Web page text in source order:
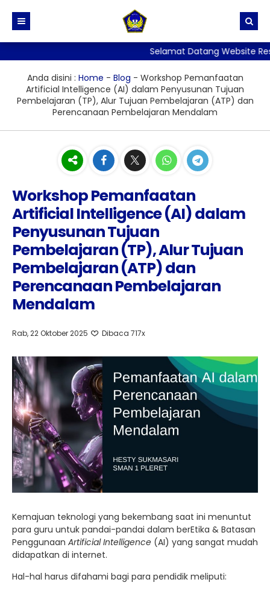
PROFIL
Sejarah dan Identitas Sekolah
Kurikulum
Kesiswaan
Kehumasan
Sarana Prasarana
BERITA
PERPUSTAKAAN
ADIWIYATA
LAYANAN
E-Rapor
Penelitian
Persuratan, Legalisir
ALUMNI
Selamat Datang Website
Anda disini : Home - Blog - Workshop Pemanfaatan
Artificial Intelligence (AI) dalam Penyusunan Tujuan
Pembelajaran (TP), Alur Tujuan Pembelajaran (ATP) dan
Perencanaan Pembelajaran Mendalam
Workshop Pemanfaatan
Artificial Intelligence (AI) dalam
Penyusunan Tujuan
Pembelajaran (TP), Alur Tujuan
Pembelajaran (ATP) dan
Perencanaan Pembelajaran
Mendalam
Rab, 22 Oktober 2025 Dibaca 717x
Kemajuan teknologi yang bekembang saat ini menuntut
para guru untuk pandai-pandai dalam berEtika & Batasan
Penggunaan Artificial Intelligence (AI) yang sangat mudah
didapatkan di internet.
Hal-hal harus difahami bagi para pendidik meliputi: